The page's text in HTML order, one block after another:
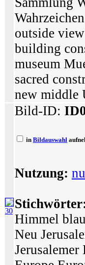
outside
building
museum
sacred
new middle
30
Bild-ID:
in Bildauswahl
Nutzung:
Himmel
Neu